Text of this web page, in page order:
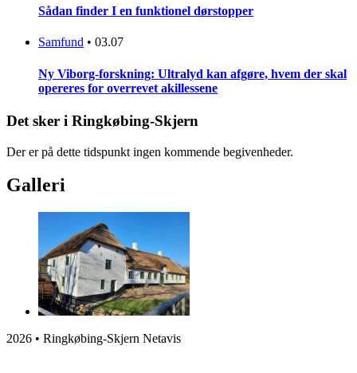
Sådan finder I en funktionel dørstopper
Samfund • 03.07
Ny Viborg-forskning: Ultralyd kan afgøre, hvem der skal
opereres for overrevet akillessene
Det sker i Ringkøbing-Skjern
Der er på dette tidspunkt ingen kommende begivenheder.
Galleri
2026 • Ringkøbing-Skjern Netavis